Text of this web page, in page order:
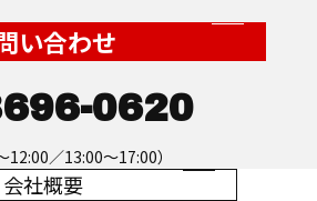
い合わせ
0620
12:00／13:00～17:00）
会社概要